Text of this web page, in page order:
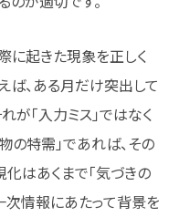
に起きた現象を正しく
ば、ある月だけ突出して
が「入力ミス」ではなく
の特需」であれば、その
はあくまで「気づきの
次情報にあたって背景を